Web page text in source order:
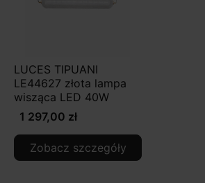
LUCES TIPUANI
LE44627 złota lampa
wisząca LED 40W
1 297,00 zł
Zobacz szczegóły